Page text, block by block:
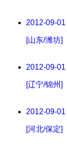
2012-09-01
[山东/潍坊]
2012-09-01
[辽宁/锦州]
2012-09-01
[河北/保定]